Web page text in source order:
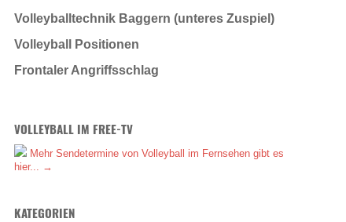
Volleyballtechnik Baggern (unteres Zuspiel)
Volleyball Positionen
Frontaler Angriffsschlag
VOLLEYBALL IM FREE-TV
Mehr Sendetermine von Volleyball im Fernsehen gibt es
hier... →
KATEGORIEN